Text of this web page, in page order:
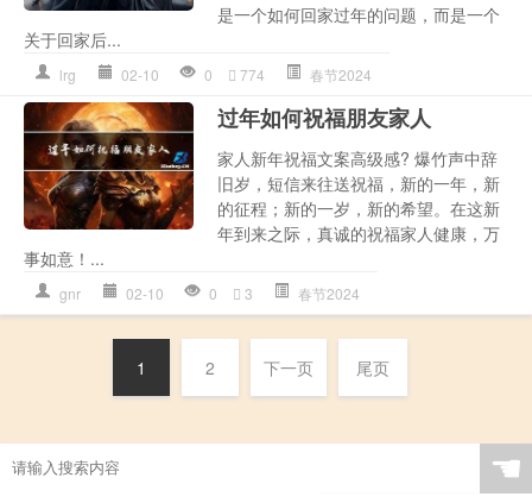
是一个如何回家过年的问题，而是一个
关于回家后...
lrg 02-10 0 774 春节2024
过年如何祝福朋友家人
家人新年祝福文案高级感? 爆竹声中辞
旧岁，短信来往送祝福，新的一年，新
的征程；新的一岁，新的希望。在这新
年到来之际，真诚的祝福家人健康，万
事如意！...
gnr 02-10 0 3 春节2024
1 2 下一页 尾页
☚